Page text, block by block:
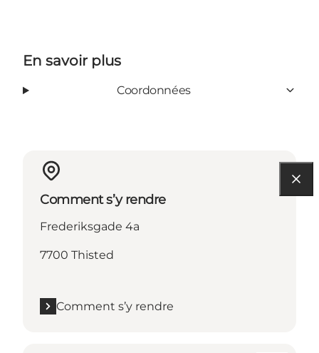
En savoir plus
Coordonnées
Comment s’y rendre
Frederiksgade 4a
7700 Thisted
Comment s’y rendre